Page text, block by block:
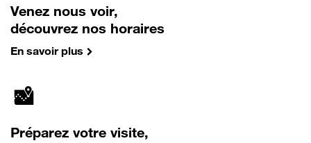
Venez nous voir,
découvrez nos horaires
En savoir plus
Préparez votre visite,